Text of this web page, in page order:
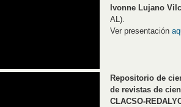
Ivonne Lujano
AL).
Ver presentación
Repositorio de
de revistas de
CLACSO-